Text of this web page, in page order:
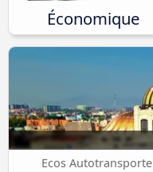
Économique
Ecos Autotransporte